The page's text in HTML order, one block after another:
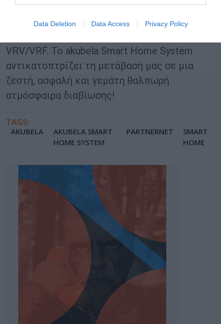
Data Deletion Data Access Privacy Policy
ενέργεια. Ενεργοποιήστε την κλιματική
ευφυΐα ολόκληρου του σπιτιού συνδέοντας
VRV/VRF. Το akubela Smart Home System
αντικατοπτρίζει τη μετάβασή μας σε μια
ζεστή, ασφαλή και γεμάτη θαλπωρή
ατμόσφαιρα διαβίωσης!
TAGS:
AKUBELA
AKUBELA SMART
HOME SYSTEM
PARTNERNΕΤ
SMART
HOME